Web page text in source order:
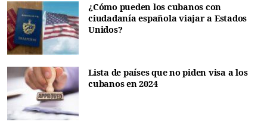
¿Cómo pueden los cubanos con
ciudadanía española viajar a Estados
Unidos?
Lista de países que no piden visa a los
cubanos en 2024